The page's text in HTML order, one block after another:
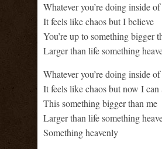
Whatever you’re doing inside
It feels like chaos but I believe
You’re up to something bigger
Larger than life something
Whatever you’re doing inside
It feels like chaos but now I can
This something bigger than me
Larger than life something
Something heavenly